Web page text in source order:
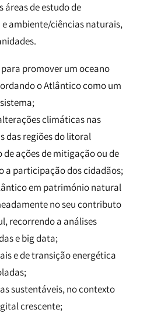
áreas de estudo de
ambiente/ciências naturais,
promover um oceano
o Atlântico como um
climáticas nas
das regiões do litoral
ações de mitigação ou de
a participação dos cidadãos;
em património natural
no seu contributo
recorrendo a análises
e big data;
e de transição energética
sustentáveis, no contexto
crescente;